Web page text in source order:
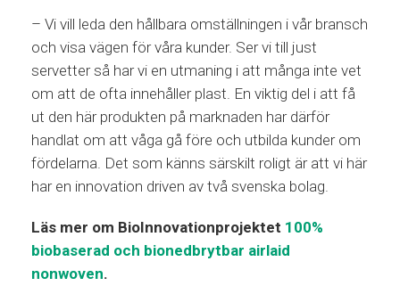
– Vi vill leda den hållbara omställningen i vår bransch
och visa vägen för våra kunder. Ser vi till just
servetter så har vi en utmaning i att många inte vet
om att de ofta innehåller plast. En viktig del i att få
ut den här produkten på marknaden har därför
handlat om att våga gå före och utbilda kunder om
fördelarna. Det som känns särskilt roligt är att vi här
har en innovation driven av två svenska bolag.
Läs mer om BioInnovationprojektet 100%
biobaserad och bionedbrytbar airlaid
nonwoven.